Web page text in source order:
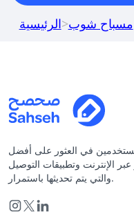
الرئيسية>مسباح شوب
في العثور على أفضل
الإنترنت وتطبيقات التوصيل
والتي يتم تحديثها باستمرار.